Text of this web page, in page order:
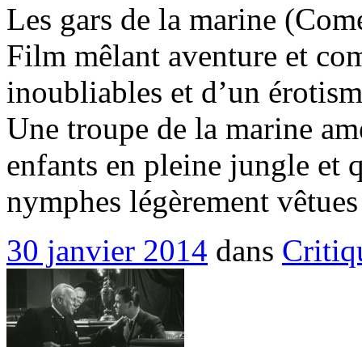
Les gars de la marine
Film mêlant aventure et
inoubliables et d’un
Une troupe de la marine
enfants en pleine jungle et
nymphes légèrement
30 janvier 2014 dans